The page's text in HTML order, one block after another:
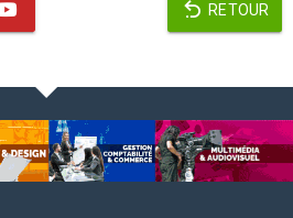
RETOUR